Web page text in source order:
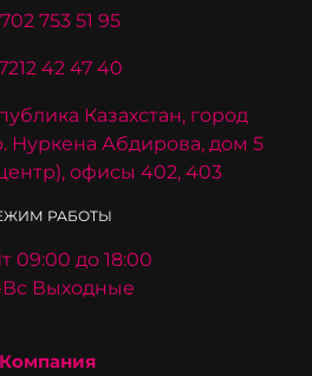
753 51 95
42 47 40
Казахстан, город
Нуркена Абдирова, дом 5
офисы 402, 403
РАБОТЫ
09:00 до 18:00
Выходные
Компания